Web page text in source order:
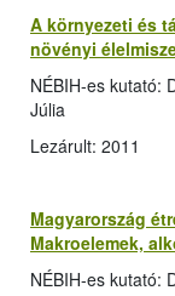
A környezeti és
növényi
NÉBIH-es kutató:
Júlia
Lezárult: 2011
Magyarország
Makroelemek,
NÉBIH-es kutató: